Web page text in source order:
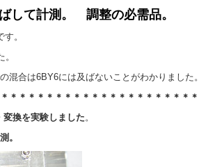
して計測。 調整の必需品。
。
。
混合は6BY6には及ばないことがわかりました。
＊＊＊＊＊＊＊＊＊＊＊＊＊＊＊＊＊＊＊＊＊
換を実験しました。
。